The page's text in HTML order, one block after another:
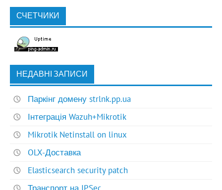
СЧЕТЧИКИ
НЕДАВНІ ЗАПИСИ
Паркінг домену strlnk.pp.ua
Інтеграція Wazuh+Mikrotik
Mikrotik Netinstall on linux
OLX-Доставка
Elasticsearch security patch